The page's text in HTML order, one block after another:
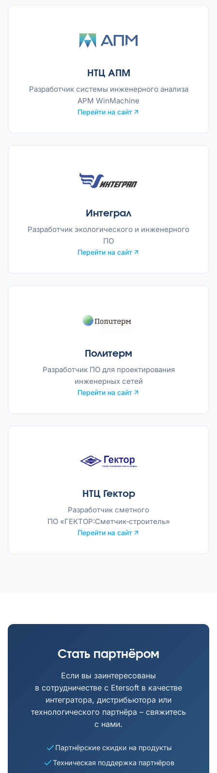
НТЦ АПМ
Разработчик системы инженерного анализа
APM WinMachine
Перейти на сайт
Интеграл
Разработчик экологического и инженерного
ПО
Перейти на сайт
Политерм
Разработчик ПО для проектирования
инженерных сетей
Перейти на сайт
НТЦ Гектор
Разработчик сметного
ПО «ГЕКТОР:Сметчик‑строитель»
Перейти на сайт
Стать партнёром
Если вы заинтересованы
в сотрудничестве с Etersoft в качестве
интегратора, дистрибьютора или
технологического партнёра – свяжитесь
с нами.
Партнёрские скидки на продукты
Техническая поддержка партнёров